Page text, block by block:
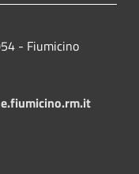
- Fiumicino